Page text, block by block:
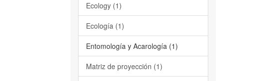
Ecology (1)
Ecología (1)
Entomología y Acarología (1)
Matriz de proyección (1)